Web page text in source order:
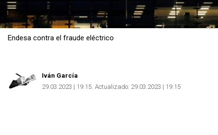
Endesa contra el fraude eléctrico
Iván García
29.03.2023 | 19:15 Actualizado: 29.03.2023 | 19:15